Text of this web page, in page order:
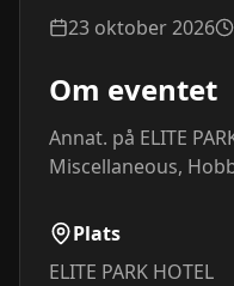
23 oktober 2026
Om eventet
Annat. på ELITE
Miscellaneous,
Plats
ELITE PARK HOTEL